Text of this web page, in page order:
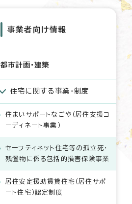
事業者向け情報
都市計画・建築
住宅に関する事業・制度
住まいサポートなごや（居住支援コ
ーディネート事業）
セーフティネット住宅等の孤立死・
残置物に係る包括的損害保険事業
居住安定援助賃貸住宅（居住サポ
ート住宅）認定制度